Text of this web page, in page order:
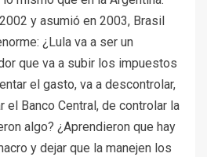
y asumió en 2003, Brasil
¿Lula va a ser un
que va a subir los impuestos
el gasto, va a descontrolar,
el Banco Central, de controlar la
algo? ¿Aprendieron que hay
y dejar que la manejen los